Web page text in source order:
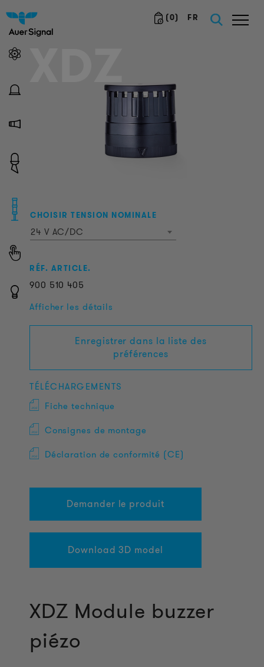
(0) FR
XDZ
CHOISIR TENSION NOMINALE
24 V AC/DC
RÉF. ARTICLE.
900 510 405
Afficher les détails
Enregistrer dans la liste des
préférences
TÉLÉCHARGEMENTS
Fiche technique
Consignes de montage
Déclaration de conformité (CE)
Demander le produit
Download 3D model
XDZ Module buzzer
piézo